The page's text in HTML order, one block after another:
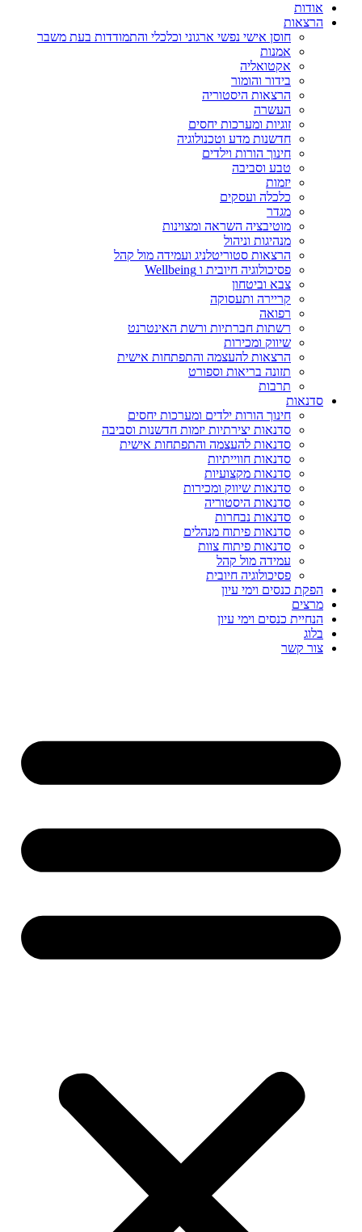
אודות
הרצאות
חוסן אישי נפשי ארגוני וכלכלי והתמודדות בעת משבר
אמנות
אקטואליה
בידור והומור
הרצאות היסטוריה
העשרה
זוגיות ומערכות יחסים
חדשנות מדע וטכנולוגיה
חינוך הורות וילדים
טבע וסביבה
יזמות
כלכלה ועסקים
מגדר
מוטיבציה השראה ומצוינות
מנהיגות וניהול
הרצאות סטוריטלניג ועמידה מול קהל
פסיכולוגיה חיובית ו Wellbeing
צבא וביטחון
קריירה ותעסוקה
רפואה
רשתות חברתיות ורשת האינטרנט
שיווק ומכירות
הרצאות להעצמה והתפתחות אישית
תזונה בריאות וספורט
תרבות
סדנאות
חינוך הורות ילדים ומערכות יחסים
סדנאות יצירתיות יזמות חדשנות וסביבה
סדנאות להעצמה והתפתחות אישית
סדנאות חווייתיות
סדנאות מקצועיות
סדנאות שיווק ומכירות
סדנאות היסטוריה
סדנאות נבחרות
סדנאות פיתוח מנהלים
סדנאות פיתוח צוות
עמידה מול קהל
פסיכולוגיה חיובית
הפקת כנסים וימי עיון
מרצים
הנחיית כנסים וימי עיון
בלוג
צור קשר